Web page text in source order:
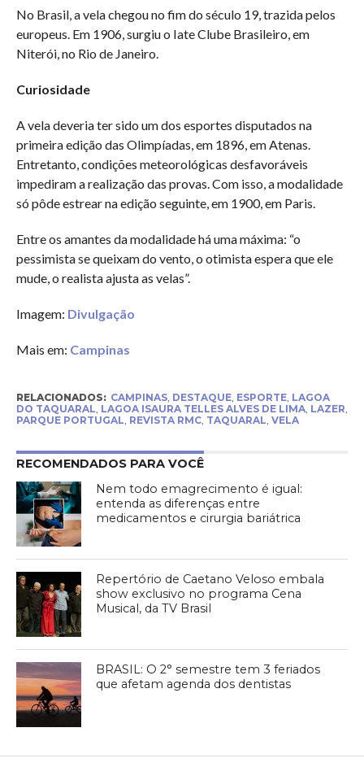
No Brasil, a vela chegou no fim do século 19, trazida pelos
europeus. Em 1906, surgiu o Iate Clube Brasileiro, em
Niterói, no Rio de Janeiro.
Curiosidade
A vela deveria ter sido um dos esportes disputados na
primeira edição das Olimpíadas, em 1896, em Atenas.
Entretanto, condições meteorológicas desfavoráveis
impediram a realização das provas. Com isso, a modalidade
só pôde estrear na edição seguinte, em 1900, em Paris.
Entre os amantes da modalidade há uma máxima: “o
pessimista se queixam do vento, o otimista espera que ele
mude, o realista ajusta as velas”.
Imagem: Divulgação
Mais em: Campinas
RELACIONADOS: CAMPINAS, DESTAQUE, ESPORTE, LAGOA
DO TAQUARAL LAGOA ISAURA TELLES ALVES DE LIMA, LAZER
PARQUE PORTUGAL REVISTA RMC, TAQUARAL VELA
RECOMENDADOS PARA VOCÊ
Nem todo emagrecimento é igual:
entenda as diferenças entre
medicamentos e cirurgia bariátrica
Repertório de Caetano Veloso embala
show exclusivo no programa Cena
Musical, da TV Brasil
BRASIL: O 2° semestre tem 3 feriados
que afetam agenda dos dentistas